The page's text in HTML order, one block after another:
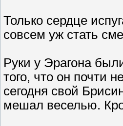
Только сердце
совсем уж стать
Руки у Эрагона
того, что он почти
сегодня свой
мешал веселью.